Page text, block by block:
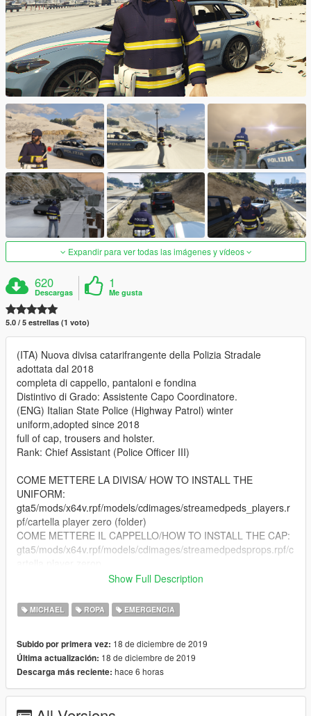
Expandir para ver todas las imágenes y vídeos
620
Descargas
1
Me gusta
5.0 / 5 estrellas (1 voto)
(ITA) Nuova divisa catarifrangente della Polizia Stradale
adottata dal 2018
completa di cappello, pantaloni e fondina
Distintivo di Grado: Assistente Capo Coordinatore.
(ENG) Italian State Police (Highway Patrol) winter
uniform,adopted since 2018
full of cap, trousers and holster.
Rank: Chief Assistant (Police Officer III)
COME METTERE LA DIVISA/ HOW TO INSTALL THE
UNIFORM:
gta5/mods/x64v.rpf/models/cdimages/streamedpeds_players.r
pf/cartella player zero (folder)
COME METTERE IL CAPPELLO/HOW TO INSTALL THE CAP:
gta5/mods/x64v.rpf/models/cdimages/streamedpedsprops.rpf/c
Show Full Description
MICHAEL ROPA EMERGENCIA
Subido por primera vez: 18 de diciembre de 2019
Última actualización: 18 de diciembre de 2019
Descarga más reciente: hace 6 horas